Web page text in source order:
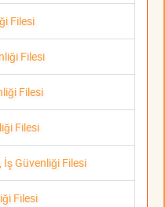
Filesi
Filesi
Filesi
Filesi
Güvenliği Filesi
Filesi